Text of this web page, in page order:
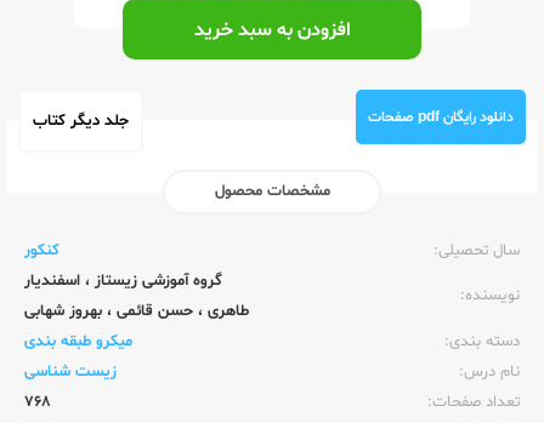
افزودن به سبد خرید
دانلود رایگان pdf صفحات جلد دیگر کتاب
مشخصات محصول
سال تحصیلی:‌
کنکور
نویسنده:‌
گروه آموزشی زیستاز ، اسفندیار
طاهری ، حسن قائمی ، بهروز شهابی
دسته بندی:
میکرو طبقه بندی
نام درس:
زیست شناسی
تعداد صفحات:‌
768